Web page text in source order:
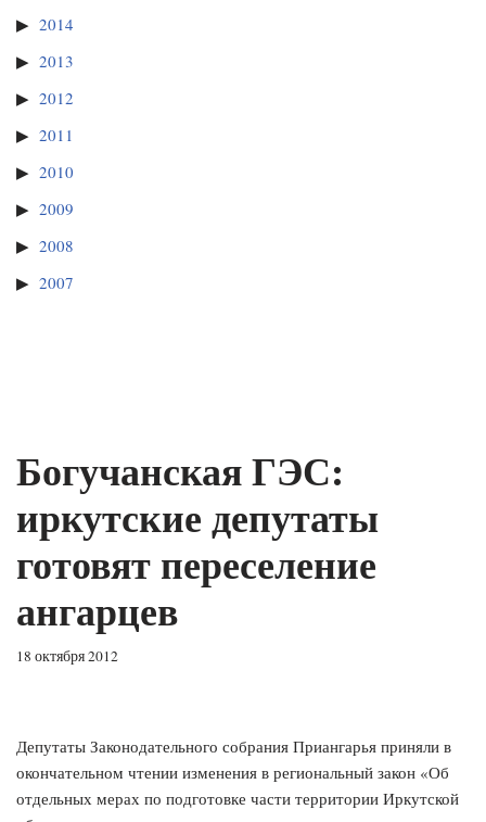
2014
2013
2012
2011
2010
2009
2008
2007
Богучанская ГЭС:
иркутские депутаты
готовят переселение
ангарцев
18 октября 2012
Депутаты Законодательного собрания Приангарья приняли в
окончательном чтении изменения в региональный закон «Об
отдельных мерах по подготовке части территории Иркутской